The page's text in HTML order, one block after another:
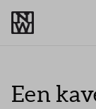
Een